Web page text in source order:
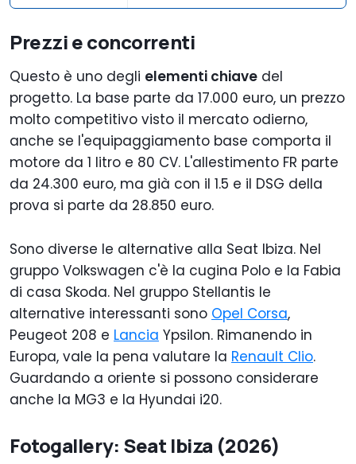
Prezzi e concorrenti
Questo è uno degli elementi chiave del
progetto. La base parte da 17.000 euro, un prezzo
molto competitivo visto il mercato odierno,
anche se l'equipaggiamento base comporta il
motore da 1 litro e 80 CV. L'allestimento FR parte
da 24.300 euro, ma già con il 1.5 e il DSG della
prova si parte da 28.850 euro.
Sono diverse le alternative alla Seat Ibiza. Nel
gruppo Volkswagen c'è la cugina Polo e la Fabia
di casa Skoda. Nel gruppo Stellantis le
alternative interessanti sono Opel Corsa,
Peugeot 208 e Lancia Ypsilon. Rimanendo in
Europa, vale la pena valutare la Renault Clio.
Guardando a oriente si possono considerare
anche la MG3 e la Hyundai i20.
Fotogallery: Seat Ibiza (2026)